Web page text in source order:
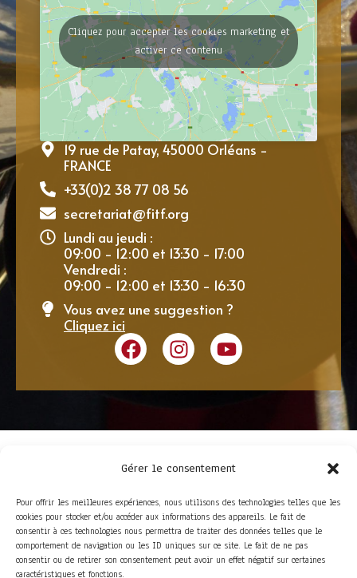
Gérer le consentement
Pour offrir les meilleures expériences, nous utilisons des technologies telles que les
cookies pour stocker et/ou accéder aux informations des appareils. Le fait de
consentir à ces technologies nous permettra de traiter des données telles que le
comportement de navigation ou les ID uniques sur ce site. Le fait de ne pas
consentir ou de retirer son consentement peut avoir un effet négatif sur certaines
caractéristiques et fonctions.
Cliquez pour accepter les cookies marketing et
activer ce contenu
19 rue de Patay, 45000 Orléans -
FRANCE
+33(0)2 38 77 08 56
secretariat@fitf.org
Lundi au jeudi :
09:00 - 12:00 et 13:30 - 17:00
Vendredi :
09:00 - 12:00 et 13:30 - 16:30
Vous avez une suggestion ?
Cliquez ici
ACCÈS RAPIDE